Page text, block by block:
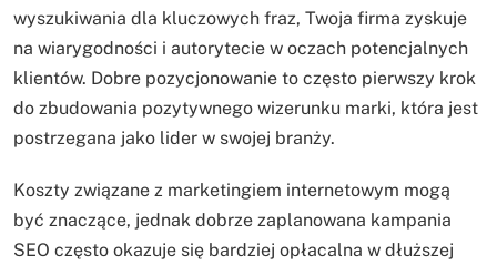
wyszukiwania dla kluczowych fraz, Twoja firma zyskuje
na wiarygodności i autorytecie w oczach potencjalnych
klientów. Dobre pozycjonowanie to często pierwszy krok
do zbudowania pozytywnego wizerunku marki, która jest
postrzegana jako lider w swojej branży.
Koszty związane z marketingiem internetowym mogą
być znaczące, jednak dobrze zaplanowana kampania
SEO często okazuje się bardziej opłacalna w dłuższej